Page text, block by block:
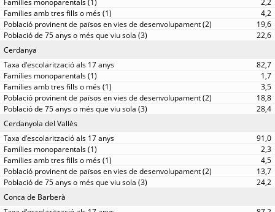
2,2
4,2
19,6
22,6
Cerdanya
82,7
1,7
3,5
18,8
28,4
Cerdanyola del Vallès
91,0
2,3
4,5
13,7
24,2
Conca de Barberà